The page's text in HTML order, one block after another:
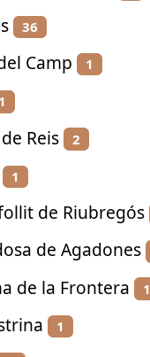
36
Camp 1
1
Reis 2
1
de Riubregós
de Agadones
de la Frontera 1
1